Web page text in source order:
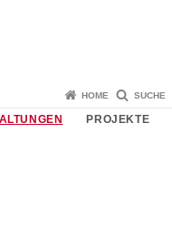
HOME SUCHE
PROJEKTE